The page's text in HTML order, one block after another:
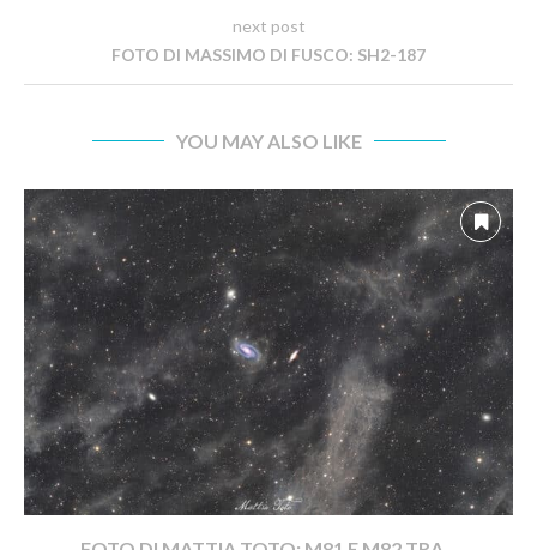
next post
FOTO DI MASSIMO DI FUSCO: SH2-187
YOU MAY ALSO LIKE